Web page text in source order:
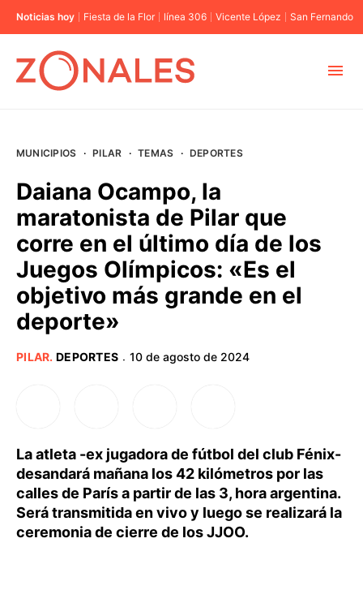
Noticias hoy Fiesta de la Flor línea 306 Vicente López San Fernando
BUENOS AIRES
PROVINCIAS
ELECCIONES 2023
MUNICIPIOS · PILAR · TEMAS · DEPORTES
Daiana Ocampo, la
maratonista de Pilar que
corre en el último día de los
Juegos Olímpicos: «Es el
objetivo más grande en el
deporte»
PILAR. DEPORTES · 10 de agosto de 2024
La atleta -ex jugadora de fútbol del club Fénix-
desandará mañana los 42 kilómetros por las
calles de París a partir de las 3, hora argentina.
Será transmitida en vivo y luego se realizará la
ceremonia de cierre de los JJOO.